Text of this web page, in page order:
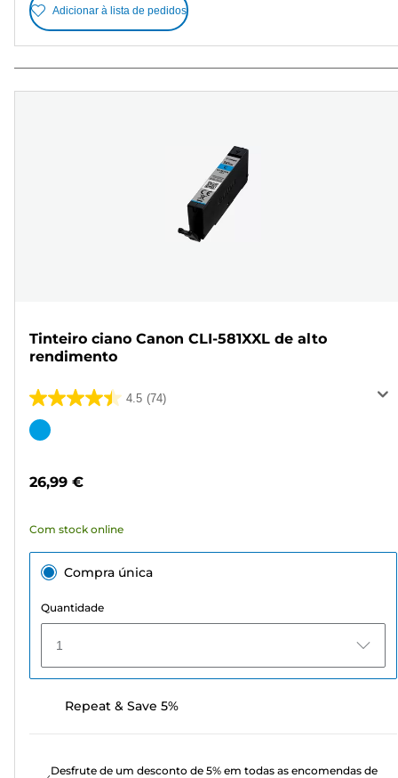
Adicionar à lista de pedidos
Tinteiro ciano Canon CLI-581XXL de alto
rendimento
4.5 (74)
4.5
em
74
Cartucho
cor
26,99 €
Com stock online
Compra única
Quantidade
1
Repeat & Save 5%
Desfrute de um desconto de 5% em todas as encomendas de